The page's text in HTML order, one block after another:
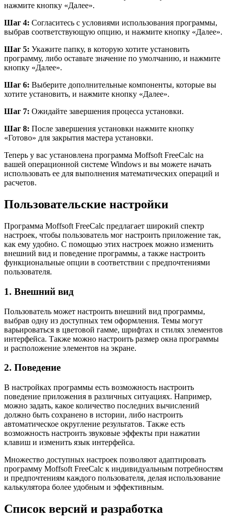
нажмите кнопку «Далее».
Шаг 4: Согласитесь с условиями использования программы,
выбрав соответствующую опцию, и нажмите кнопку «Далее».
Шаг 5: Укажите папку, в которую хотите установить
программу, либо оставьте значение по умолчанию, и нажмите
кнопку «Далее».
Шаг 6: Выберите дополнительные компоненты, которые вы
хотите установить, и нажмите кнопку «Далее».
Шаг 7: Ожидайте завершения процесса установки.
Шаг 8: После завершения установки нажмите кнопку
«Готово» для закрытия мастера установки.
Теперь у вас установлена программа Moffsoft FreeCalc на
вашей операционной системе Windows и вы можете начать
использовать ее для выполнения математических операций и
расчетов.
Пользовательские настройки
Программа Moffsoft FreeCalc предлагает широкий спектр
настроек, чтобы пользователь мог настроить приложение так,
как ему удобно. С помощью этих настроек можно изменить
внешний вид и поведение программы, а также настроить
функциональные опции в соответствии с предпочтениями
пользователя.
1. Внешний вид
Пользователь может настроить внешний вид программы,
выбрав одну из доступных тем оформления. Темы могут
варьироваться в цветовой гамме, шрифтах и стилях элементов
интерфейса. Также можно настроить размер окна программы
и расположение элементов на экране.
2. Поведение
В настройках программы есть возможность настроить
поведение приложения в различных ситуациях. Например,
можно задать, какое количество последних вычислений
должно быть сохранено в истории, либо настроить
автоматическое округление результатов. Также есть
возможность настроить звуковые эффекты при нажатии
клавиш и изменить язык интерфейса.
Множество доступных настроек позволяют адаптировать
программу Moffsoft FreeCalc к индивидуальным потребностям
и предпочтениям каждого пользователя, делая использование
калькулятора более удобным и эффективным.
Список версий и разработка